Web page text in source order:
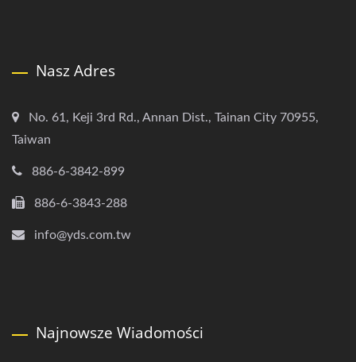
Nasz Adres
No. 61, Keji 3rd Rd., Annan Dist., Tainan City 70955,
Taiwan
886-6-3842-899
886-6-3843-288
info@yds.com.tw
Najnowsze Wiadomości